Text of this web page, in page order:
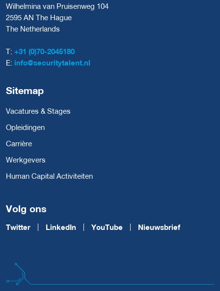
Wilhelmina van Pruisenweg 104
2595 AN The Hague
The Netherlands
T: +31 (0)70-2045180
E: info@securitytalent.nl
Sitemap
Vacatures & Stages
Opleidingen
Carrière
Werkgevers
Human Capital Activiteiten
Volg ons
Twitter LinkedIn YouTube Nieuwsbrief